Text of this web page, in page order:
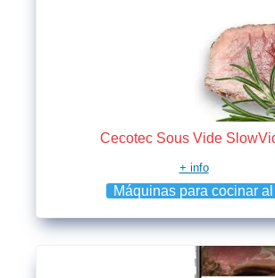
Cecotec Sous Vide
+ info
Máquinas para cocinar